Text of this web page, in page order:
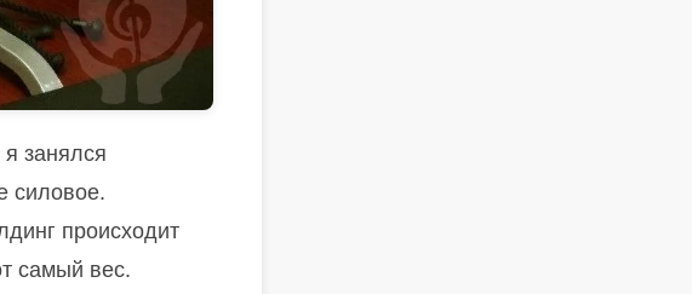
я занялся
силовое.
происходит
самый вес.